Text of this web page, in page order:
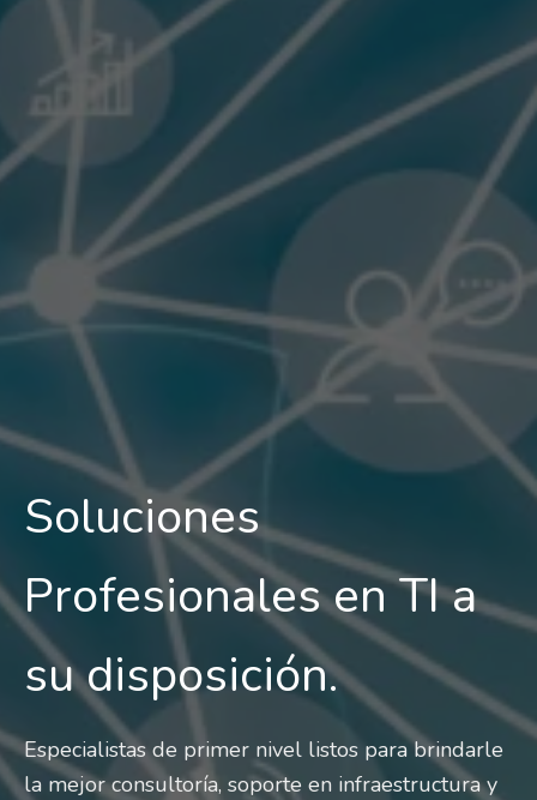
Soluciones
Profesionales en TI a
su disposición.
Especialistas de primer nivel listos para brindarle
la mejor consultoría, soporte en infraestructura y